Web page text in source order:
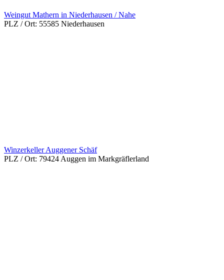
Weingut Mathern in Niederhausen / Nahe
PLZ / Ort: 55585 Niederhausen
Winzerkeller Auggener Schäf
PLZ / Ort: 79424 Auggen im Markgräflerland